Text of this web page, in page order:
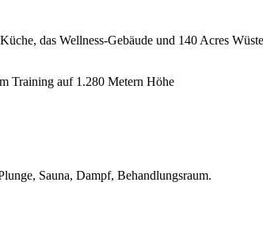
das Wellness-Gebäude und 140 Acres
Sauna, Dampf, Behandlungsraum.